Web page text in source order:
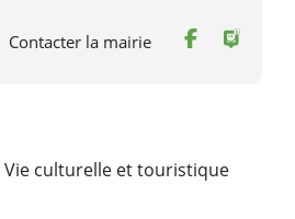
Contacter la mairie
Vie culturelle et touristique